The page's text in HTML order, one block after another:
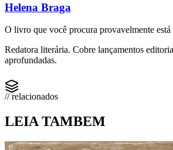
Helena Braga
O livro que você procura provavelmente está
Redatora literária. Cobre lançamentos
aprofundadas.
// relacionados
LEIA TAMBEM